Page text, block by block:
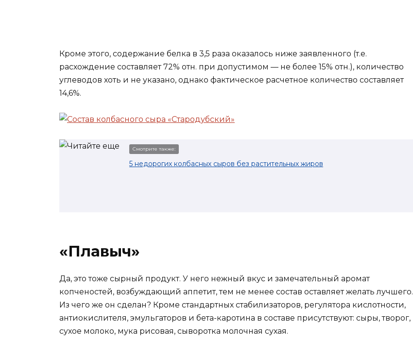
Кроме этого, содержание белка в 3,5 раза оказалось ниже заявленного (т.е.
расхождение составляет 72% отн. при допустимом — не более 15% отн.), количество
углеводов хоть и не указано, однако фактическое расчетное количество составляет
14,6%.
Смотрите также:
5 недорогих колбасных сыров без растительных жиров
«Плавыч»
Да, это тоже сырный продукт. У него нежный вкус и замечательный аромат
копченостей, возбуждающий аппетит, тем не менее состав оставляет желать лучшего.
Из чего же он сделан? Кроме стандартных стабилизаторов, регулятора кислотности,
антиокислителя, эмульгаторов и бета-каротина в составе присутствуют: сыры, творог,
сухое молоко, мука рисовая, сыворотка молочная сухая.